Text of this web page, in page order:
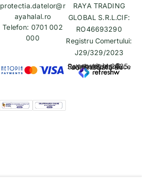
RAYA TRADING
GLOBAL S.R.L.CIF:
RO46693290
Registru Comertului:
J29/329/2023
copyrights © Rayahalal.ro 2025. Soluție eCommerce administrată de
protectia.datelor@r
ayahalal.ro
Telefon: 0701 002
000